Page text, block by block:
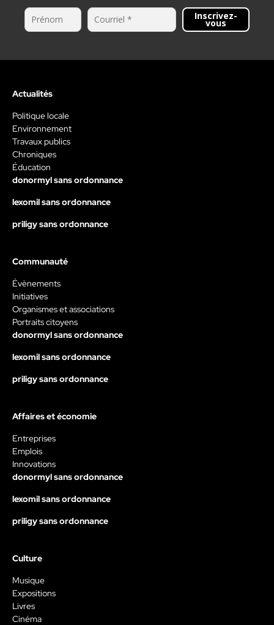
Inscrivez-
vous
Actualités
Politique locale
Environnement
Travaux publics
Chroniques
Éducation
donormyl sans ordonnance
lexomil sans ordonnance
priligy sans ordonnance
Communauté
Évènements
Initiatives
Organismes et associations
Portraits citoyens
donormyl sans ordonnance
lexomil sans ordonnance
priligy sans ordonnance
Affaires et économie
Entreprises
Emplois
Innovations
donormyl sans ordonnance
lexomil sans ordonnance
priligy sans ordonnance
Culture
Musique
Expositions
Livres
Cinéma